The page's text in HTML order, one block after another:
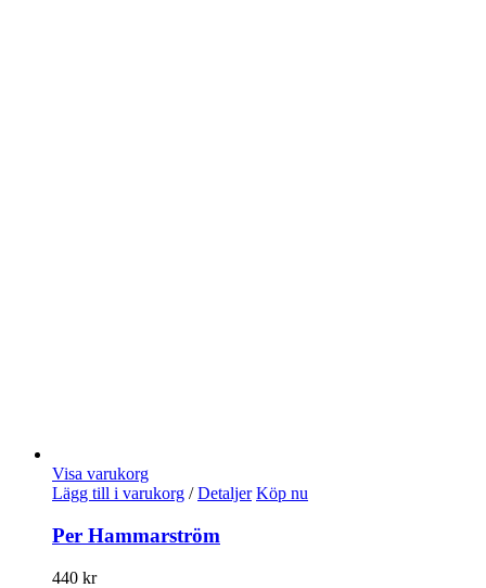
Visa varukorg
Lägg till i varukorg / Detaljer Köp nu
Per Hammarström
440 kr